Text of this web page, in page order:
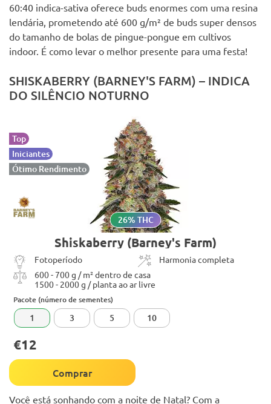
60:40 indica-sativa oferece buds enormes com uma resina
lendária, prometendo até 600 g/m² de buds super densos
do tamanho de bolas de pingue-pongue em cultivos
indoor. É como levar o melhor presente para uma festa!
SHISKABERRY (BARNEY'S FARM) – INDICA
DO SILÊNCIO NOTURNO
Top
Iniciantes
Ótimo Rendimento
26% THC
Shiskaberry (Barney's Farm)
Fotoperíodo
Harmonia completa
600 - 700 g / m² dentro de casa
1500 - 2000 g / planta ao ar livre
Pacote (número de sementes)
1 3 5 10
€12
Comprar
Você está sonhando com a noite de Natal? Com a